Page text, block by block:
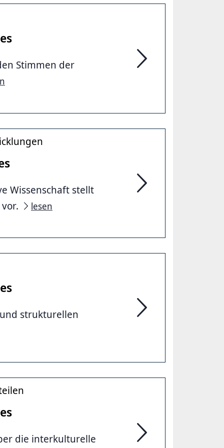
Stimmen der
Wissenschaft stellt
lesen
strukturellen
die interkulturelle